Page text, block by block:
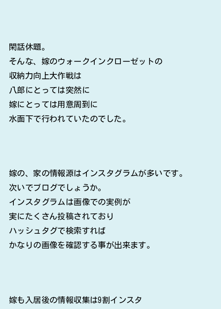
閑話休題。
そんな、嫁のウォークインクローゼットの
収納力向上大作戦は
八郎にとっては突然に
嫁にとっては用意周到に
水面下で行われていたのでした。
嫁の、家の情報源はインスタグラムが多いです。
次いでブログでしょうか。
インスタグラムは画像での実例が
実にたくさん投稿されており
ハッシュタグで検索すれば
かなりの画像を確認する事が出来ます。
嫁も入居後の情報収集は9割インスタ